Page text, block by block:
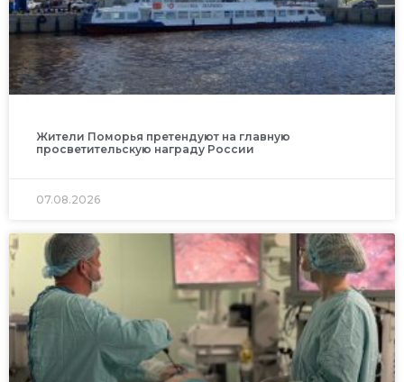
Жители Поморья претендуют на главную
просветительскую награду России
07.08.2026